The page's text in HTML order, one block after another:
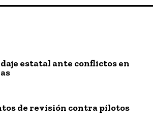
estatal ante conflictos en
de revisión contra pilotos